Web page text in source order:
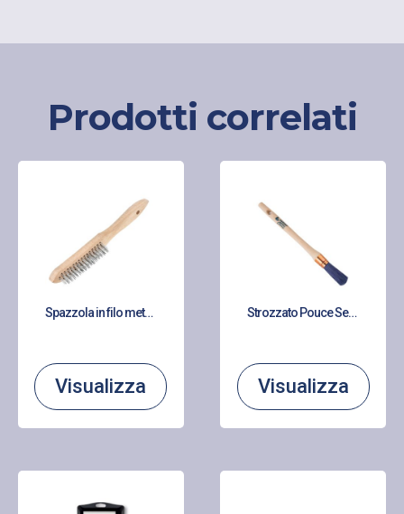
Prodotti correlati
Spazzola in filo metallico
Visualizza
Strozzato Pouce Serie 128 tondo
Visualizza